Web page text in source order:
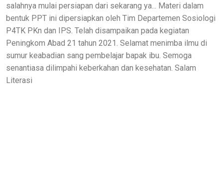
salahnya mulai persiapan dari sekarang ya... Materi dalam
bentuk PPT ini dipersiapkan oleh Tim Departemen Sosiologi
P4TK PKn dan IPS. Telah disampaikan pada kegiatan
Peningkom Abad 21 tahun 2021. Selamat menimba ilmu di
sumur keabadian sang pembelajar bapak ibu. Semoga
senantiasa dilimpahi keberkahan dan kesehatan. Salam
Literasi